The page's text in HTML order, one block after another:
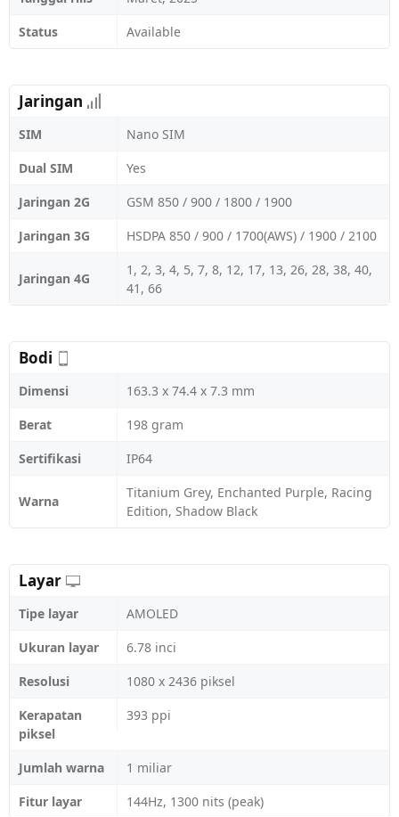
Status
Available
Jaringan
SIM
Nano SIM
Dual SIM
Yes
Jaringan 2G
GSM 850 / 900 / 1800 / 1900
Jaringan 3G
HSDPA 850 / 900 / 1700(AWS) / 1900 / 2100
Jaringan 4G
1, 2, 3, 4, 5, 7, 8, 12, 17, 13, 26, 28, 38, 40,
41, 66
Bodi
Dimensi
163.3 x 74.4 x 7.3 mm
Berat
198 gram
Sertifikasi
IP64
Warna
Titanium Grey, Enchanted Purple, Racing
Edition, Shadow Black
Layar
Tipe layar
AMOLED
Ukuran layar
6.78 inci
Resolusi
1080 x 2436 piksel
Kerapatan
piksel
393 ppi
Jumlah warna
1 miliar
Fitur layar
144Hz, 1300 nits (peak)